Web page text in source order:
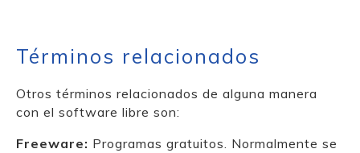
Términos relacionados
Otros términos relacionados de alguna manera
con el software libre son:
Freeware: Programas gratuitos. Normalmente se